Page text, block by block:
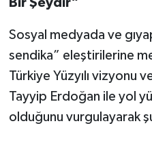
Sosyal medyada ve
sendika” eleştirilerine
Türkiye Yüzyılı vizyonu
Tayyip Erdoğan ile yol
olduğunu vurgulayarak